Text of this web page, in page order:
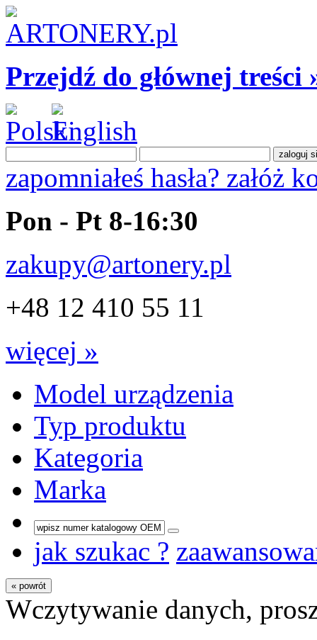
Przejdź do głównej treści
zapomniałeś hasła? załóż
Pon - Pt 8-16:30
zakupy@artonery.pl
+48 12 410 55 11
więcej »
Model urządzenia
Typ produktu
Kategoria
Marka
jak szukac ?
« powrót
Wczytywanie danych,